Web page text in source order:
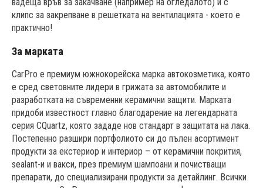
клипс за закрепване в решетката на вентилацията - което е
практично!
За марката
CarPro е премиум южнокорейска марка автокозметика, която
е сред световните лидери в грижата за автомобилите и
разработката на съвременни керамични защити. Марката
придоби известност главно благодарение на легендарната
серия CQuartz, която зададе нов стандарт в защитата на лака.
Постепенно разшири портфолиото си до пълен асортимент
продукти за екстериор и интериор – от керамични покрития,
sealant-и и вакси, през премиум шампоани и почистващи
препарати, до специализирани продукти за детайлинг. Всички